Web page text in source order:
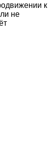
к
не